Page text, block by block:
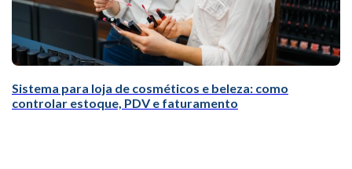
Sistema para loja de cosméticos e beleza: como
controlar estoque, PDV e faturamento